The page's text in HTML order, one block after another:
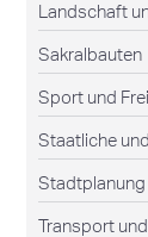
Landschaft
Sakralbauten
Sport und
Staatliche
Stadtplanung
Transport